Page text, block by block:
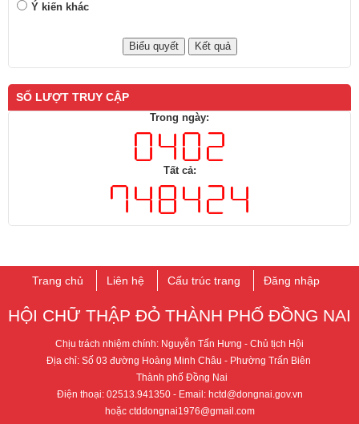
Ý kiến khác
SỐ LƯỢT TRUY CẬP
Trong ngày:
Tất cả:
Trang chủ Liên hệ Cấu trúc trang Đăng nhập
HỘI CHỮ THẬP ĐỎ THÀNH PHỐ ​ĐỒNG NAI
Chịu trách nhiệm chính: Nguyễn Tấn Hưng - ​Chủ tịch Hội
Địa chỉ: Số 03 đường Hoàng Minh Châu - Phường Trấn Biên
T​hành phố Đồng Nai
Điện thoại: 02513.941350 - Email: hctd@dongnai.gov.vn​​
hoặc ctddongnai1976@gmail.com​